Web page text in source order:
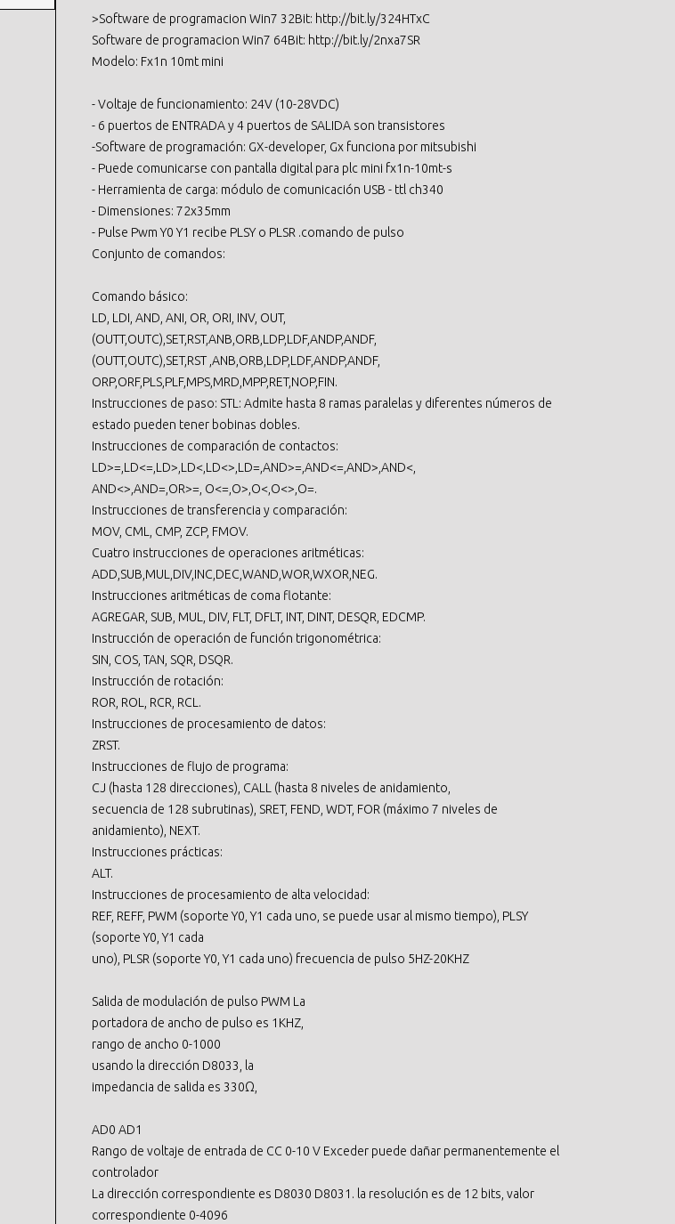
>Software de programacion Win7 32Bit: http://bit.ly/324HTxC
Software de programacion Win7 64Bit: http://bit.ly/2nxa7SR
Modelo: Fx1n 10mt mini
- Voltaje de funcionamiento: 24V (10-28VDC)
- 6 puertos de ENTRADA y 4 puertos de SALIDA son transistores
-Software de programación: GX-developer, Gx funciona por mitsubishi
- Puede comunicarse con pantalla digital para plc mini fx1n-10mt-s
- Herramienta de carga: módulo de comunicación USB - ttl ch340
- Dimensiones: 72x35mm
- Pulse Pwm Y0 Y1 recibe PLSY o PLSR .comando de pulso
Conjunto de comandos:
Comando básico:
LD, LDI, AND, ANI, OR, ORI, INV, OUT,
(OUTT,OUTC),SET,RST,ANB,ORB,LDP,LDF,ANDP,ANDF,
(OUTT,OUTC),SET,RST ,ANB,ORB,LDP,LDF,ANDP,ANDF,
ORP,ORF,PLS,PLF,MPS,MRD,MPP,RET,NOP,FIN.
Instrucciones de paso: STL: Admite hasta 8 ramas paralelas y diferentes números de
estado pueden tener bobinas dobles.
Instrucciones de comparación de contactos:
LD>=,LD<=,LD>,LD<,LD<>,LD=,AND>=,AND<=,AND>,AND<,
AND<>,AND=,OR>=, O<=,O>,O<,O<>,O=.
Instrucciones de transferencia y comparación:
MOV, CML, CMP, ZCP, FMOV.
Cuatro instrucciones de operaciones aritméticas:
ADD,SUB,MUL,DIV,INC,DEC,WAND,WOR,WXOR,NEG.
Instrucciones aritméticas de coma flotante:
AGREGAR, SUB, MUL, DIV, FLT, DFLT, INT, DINT, DESQR, EDCMP.
Instrucción de operación de función trigonométrica:
SIN, COS, TAN, SQR, DSQR.
Instrucción de rotación:
ROR, ROL, RCR, RCL.
Instrucciones de procesamiento de datos:
ZRST.
Instrucciones de flujo de programa:
CJ (hasta 128 direcciones), CALL (hasta 8 niveles de anidamiento,
secuencia de 128 subrutinas), SRET, FEND, WDT, FOR (máximo 7 niveles de
anidamiento), NEXT.
Instrucciones prácticas:
ALT.
Instrucciones de procesamiento de alta velocidad:
REF, REFF, PWM (soporte Y0, Y1 cada uno, se puede usar al mismo tiempo), PLSY
(soporte Y0, Y1 cada
uno), PLSR (soporte Y0, Y1 cada uno) frecuencia de pulso 5HZ-20KHZ
Salida de modulación de pulso PWM La
portadora de ancho de pulso es 1KHZ,
rango de ancho 0-1000
usando la dirección D8033, la
impedancia de salida es 330Ω,
AD0 AD1
Rango de voltaje de entrada de CC 0-10 V Exceder puede dañar permanentemente el
controlador
La dirección correspondiente es D8030 D8031. la resolución es de 12 bits, valor
correspondiente 0-4096